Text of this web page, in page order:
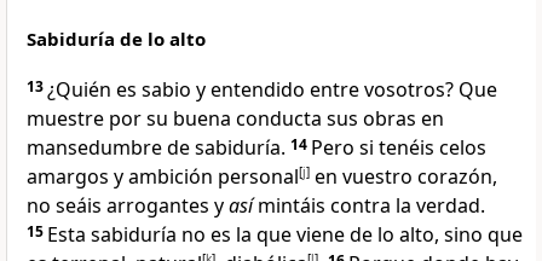
Sabiduría de lo alto
13¿Quién es sabio y entendido entre vosotros? Que
muestre por su buena conducta sus obras en
mansedumbre de sabiduría. 14 Pero si tenéis celos
amargos y ambición personal[j] en vuestro corazón,
no seáis arrogantes yasímintáis contra la verdad.
15 Esta sabiduría no es la que viene de lo alto, sino que